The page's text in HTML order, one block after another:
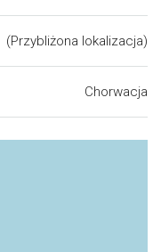
(Przybliżona lokalizacja)
Chorwacja